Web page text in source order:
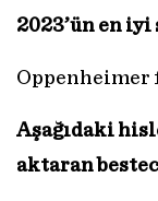
2023’ün en
Aşağıdaki
aktaran